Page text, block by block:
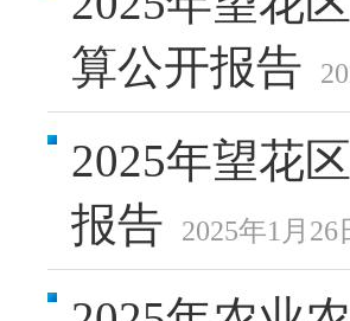
算公开报告
2025年望花
报告
2025年1月26